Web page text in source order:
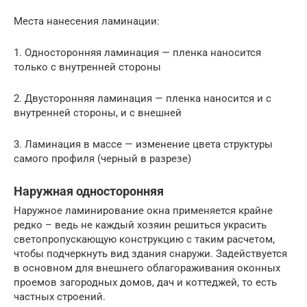
Места нанесения ламинации:
1. Односторонняя ламинация — пленка наносится
только с внутренней стороны
2. Двусторонняя ламинация — пленка наносится и с
внутренней стороны, и с внешней
3. Ламинация в массе — изменение цвета структуры
самого профиля (черный в разрезе)
Наружная односторонняя
Наружное ламинирование окна применяется крайне
редко – ведь не каждый хозяин решиться украсить
светопропускающую конструкцию с таким расчетом,
чтобы подчеркнуть вид здания снаружи. Задействуется
в основном для внешнего облагораживания оконных
проемов загородных домов, дач и коттеджей, то есть
частных строений.